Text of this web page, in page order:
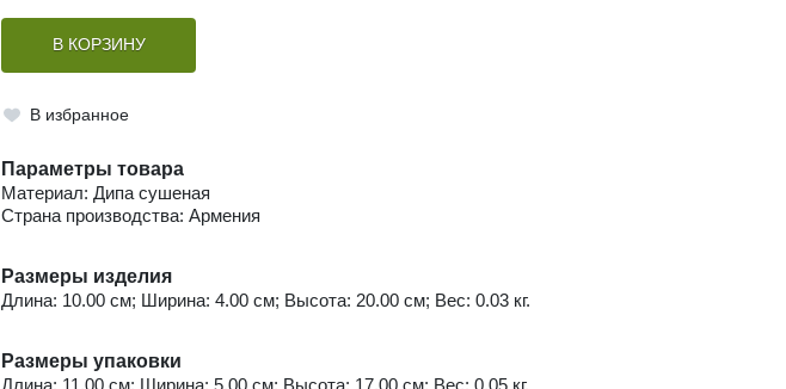
В КОРЗИНУ
В избранное
Параметры товара
Материал: Дипа сушеная
Страна производства: Армения
Размеры изделия
Длина: 10.00 см; Ширина: 4.00 см; Высота: 20.00 см; Вес: 0.03 кг.
Размеры упаковки